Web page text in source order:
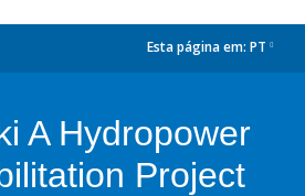
Esta página em: PT
A Hydropower
Project